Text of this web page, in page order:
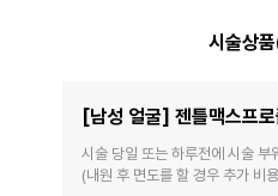
시술상
[남성 얼굴] 젠틀맥스프
시술 당일 또는 하루전에 시술 부
(내원 후 면도를 할 경우 추가 비